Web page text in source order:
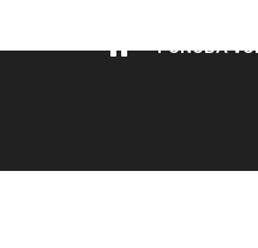
PONUDA